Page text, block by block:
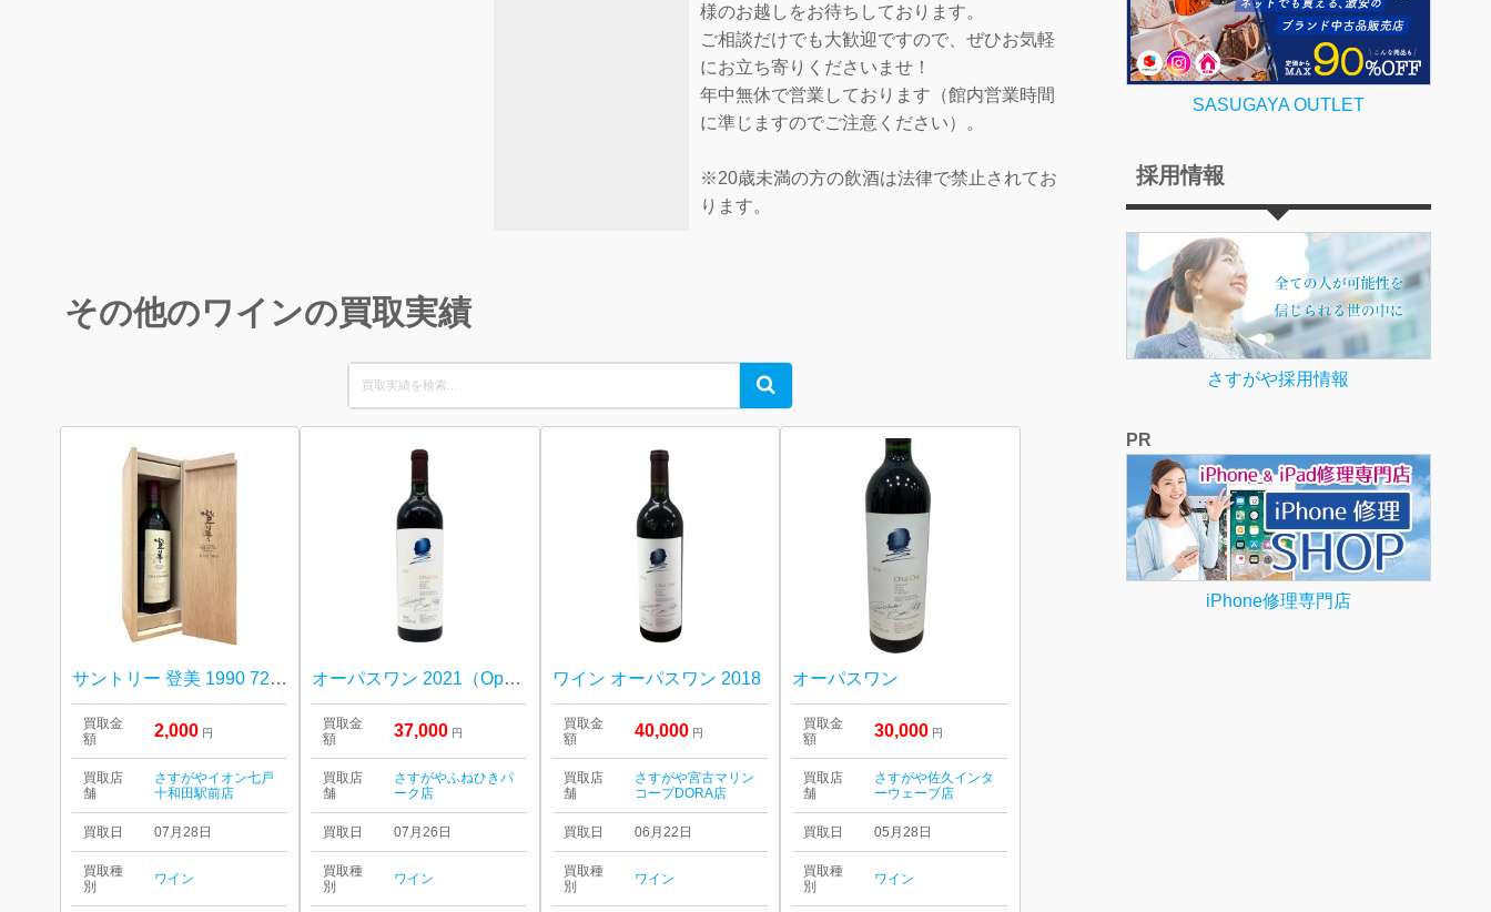
様のお越しをお待ちしております。
ご相談だけでも大歓迎ですので、ぜひお気軽
にお立ち寄りくださいませ！
年中無休で営業しております（館内営業時間
に準じますのでご注意ください）。
※20歳未満の方の飲酒は法律で禁止されてお
ります。
その他のワインの買取実績
Search
for:
Search
サントリー 登美 1990 720ml
買取金
額
2,000 円
買取店
舗
さすがやイオン七戸
十和田駅前店
買取日 07月28日
買取種
別
ワイン
オーパスワン 2021（Opus One） アメリカ産ワイン
買取金
額
37,000 円
買取店
舗
さすがやふねひきパ
ーク店
買取日 07月26日
買取種
別
ワイン
ワイン オーパスワン 2018
買取金
額
40,000 円
買取店
舗
さすがや宮古マリン
コープDORA店
買取日 06月22日
買取種
別
ワイン
オーパスワン
買取金
額
30,000 円
買取店
舗
さすがや佐久インタ
ーウェーブ店
買取日 05月28日
買取種
別
ワイン
SASUGAYA OUTLET
採用情報
さすがや採用情報
PR
iPhone修理専門店